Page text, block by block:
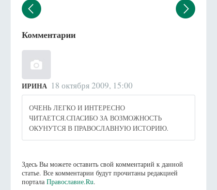
Комментарии
ИРИНА 18 октября 2009, 15:00
ОЧЕНЬ ЛЕГКО И ИНТЕРЕСНО
ЧИТАЕТСЯ.СПАСИБО ЗА ВОЗМОЖНОСТЬ
ОКУНУТСЯ В ПРАВОСЛАВНУЮ ИСТОРИЮ.
Здесь Вы можете оставить свой комментарий к данной
статье. Все комментарии будут прочитаны редакцией
портала Православие.Ru.